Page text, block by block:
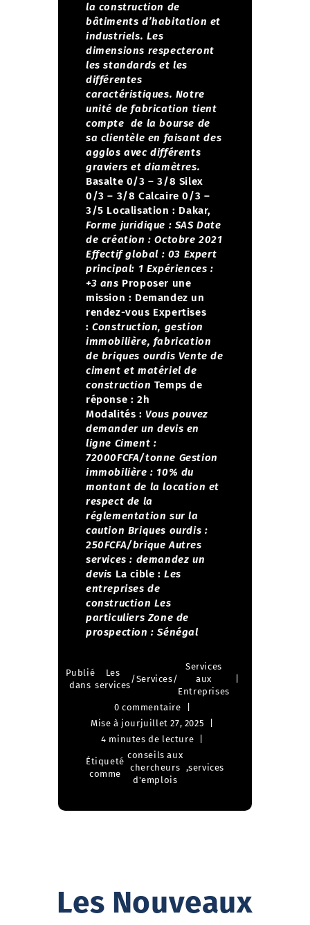
la construction de
bâtiments d’habitation et
industriels. Les
dimensions respecteront
les standards et les
différentes
caractéristiques. Notre
unité de fabrication tient
compte de la bourse de
sa clientèle en faisant des
agglos avec différents
graviers et diamètres.
Basalte 0/3 – 3/8 Silex
0/3 – 3/8 Calcaire 0/3 –
3/5 Localisation : Dakar,
Forme juridique : SAS Date
de création : Octobre 2021
Effectif global : 03 Expert
principal: 1 Expériences :
+3 ans Proposer une
mission : Demandez un
rendez-vous Expertises
: Construction, gestion
immobilière, fabrication
de briques ourdis Vente de
ciment et matériel de
construction Temps de
réponse : 2h
Modalités : Vous pouvez
demander un devis en
ligne Ciment :
72000FCFA/tonne Gestion
immobilière : 10% du
montant de la location et
respect de la
réglementation sur la
caution Briques ourdis :
250FCFA/brique Autres
services : demandez un
devis La cible : Les
entreprises de
construction Les
particuliers Zone de
prospection : Sénégal
Publié
dans
Les
services
/Services/
Services
aux
Entreprises
0 commentaire
Mise à jourjuillet 27, 2025
4 minutes de lecture
Étiqueté
comme
conseils aux
chercheurs
d'emplois
,services
Les Nouveaux